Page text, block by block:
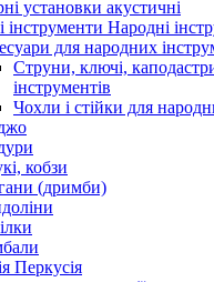
установки акустичні
Народні
для народних
Струни, ключі,
інструментів
Чохли і стійки для
кобзи
(дримби)
Перкусія